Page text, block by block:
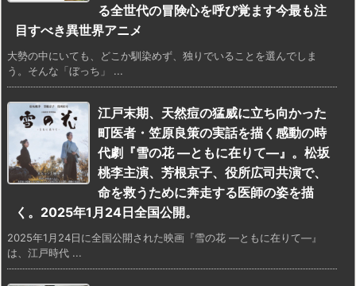
る全世代の冒険心を呼び覚ます今最も注
目すべき異世界アニメ
大勢の中にいても、どこか馴染めず、独りでいることを選んでしま
う。そんな「ぼっち」 ...
江戸末期、天然痘の猛威に立ち向かった
町医者・笠原良策の実話を描く感動の時
代劇『雪の花 ―ともに在りて―』。松坂
桃李主演、芳根京子、役所広司共演で、
命を救うために奔走する医師の姿を描
く。2025年1月24日全国公開。
2025年1月24日に全国公開された映画『雪の花 ―ともに在りて―』
は、江戸時代 ...